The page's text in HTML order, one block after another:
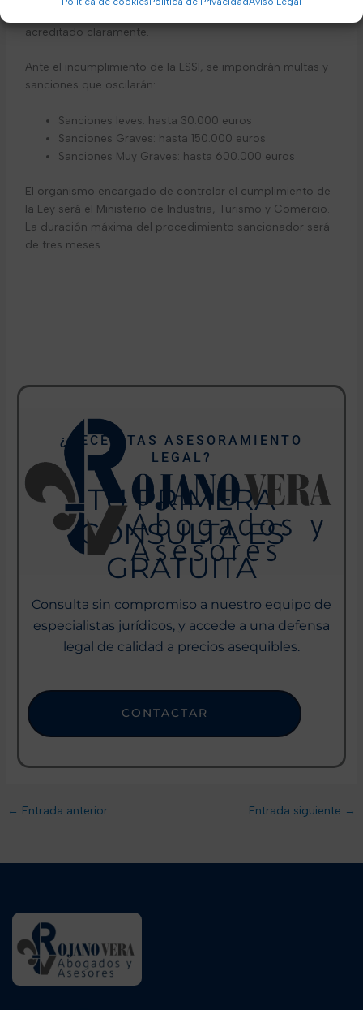
acreditado claramente.
Ante el incumplimiento de la LSSI, se impondrán multas y
sanciones que oscilarán:
Sanciones leves: hasta 30.000 euros
Sanciones Graves: hasta 150.000 euros
Sanciones Muy Graves: hasta 600.000 euros
El organismo encargado de controlar el cumplimiento de
la Ley será el Ministerio de Industria, Turismo y Comercio.
La duración máxima del procedimiento sancionador será
de tres meses.
¿NECESITAS ASESORAMIENTO
LEGAL?
TU PRIMERA
CONSULTA ES
GRATUITA
Consulta sin compromiso a nuestro equipo de
especialistas jurídicos, y accede a una defensa
legal de calidad a precios asequibles.
CONTACTAR
← Entrada anterior Entrada siguiente →